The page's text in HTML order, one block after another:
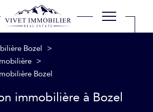
Bozel
Bozel
immobilière à Bozel